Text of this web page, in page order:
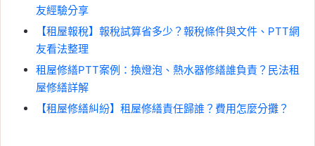
友經驗分享
【租屋報稅】報稅試算省多少？報稅條件與文件、PTT網
友看法整理
租屋修繕PTT案例：換燈泡、熱水器修繕誰負責？民法租
屋修繕詳解
【租屋修繕糾紛】租屋修繕責任歸誰？費用怎麼分攤？